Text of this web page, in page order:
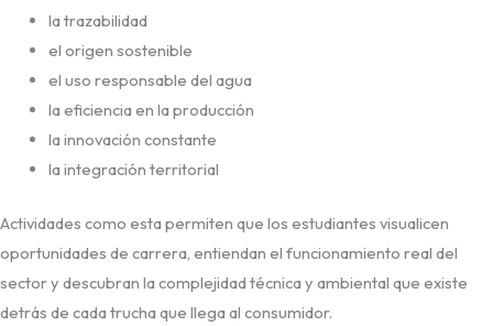
la trazabilidad
el origen sostenible
el uso responsable del agua
la eficiencia en la producción
la innovación constante
la integración territorial
Actividades como esta permiten que los estudiantes visualicen
oportunidades de carrera, entiendan el funcionamiento real del
sector y descubran la complejidad técnica y ambiental que existe
detrás de cada trucha que llega al consumidor.